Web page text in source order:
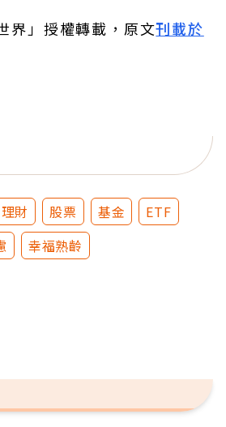
界」授權轉載，原文刊載於
理財 股票 基金
ETF
幸福熟齡